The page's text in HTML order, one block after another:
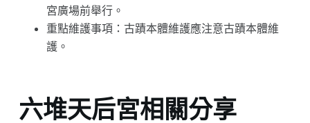
宮廣場前舉行。
重點維護事項：古蹟本體維護應注意古蹟本體維
護。
六堆天后宮相關分享